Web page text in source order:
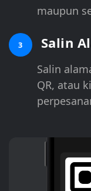
maupun
3 Salin
Salin
QR, atau